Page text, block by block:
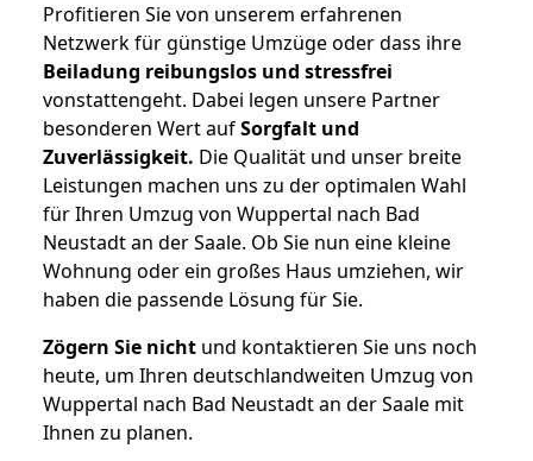
Profitieren Sie von unserem erfahrenen
Netzwerk für günstige Umzüge oder dass ihre
Beiladung reibungslos und stressfrei
vonstattengeht. Dabei legen unsere Partner
besonderen Wert aufSorgfalt und
Zuverlässigkeit. Die Qualität und unser breite
Leistungen machen uns zu der optimalen Wahl
für Ihren Umzug von Wuppertal nach Bad
Neustadt an der Saale. Ob Sie nun eine kleine
Wohnung oder ein großes Haus umziehen, wir
haben die passende Lösung für Sie.
Zögern Sie nicht und kontaktieren Sie uns noch
heute, um Ihren deutschlandweiten Umzug von
Wuppertal nach Bad Neustadt an der Saale mit
Ihnen zu planen.